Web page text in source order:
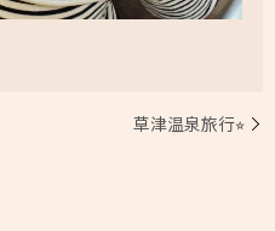
草津温泉旅行⭐︎